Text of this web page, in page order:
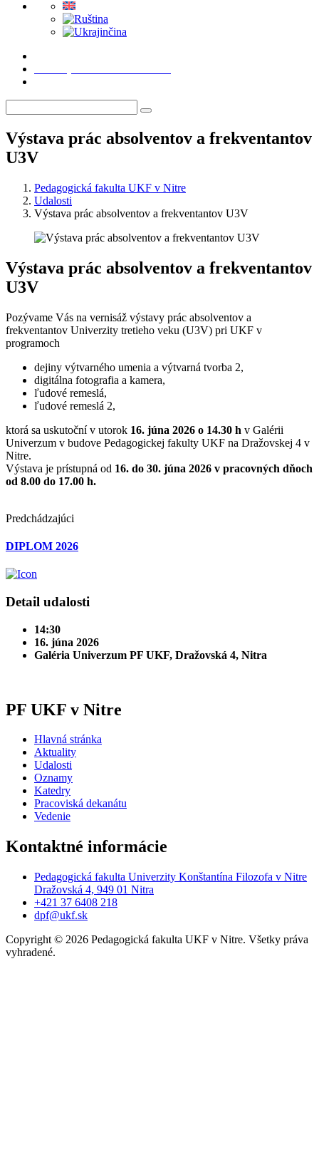
Výstava prác absolventov a frekventantov
U3V
Pedagogická fakulta UKF v Nitre
Udalosti
Výstava prác absolventov a frekventantov U3V
Výstava prác absolventov a frekventantov
U3V
Pozývame Vás na vernisáž výstavy prác absolventov a
frekventantov Univerzity tretieho veku (U3V) pri UKF v
programoch
dejiny výtvarného umenia a výtvarná tvorba 2,
digitálna fotografia a kamera,
ľudové remeslá,
ľudové remeslá 2,
ktorá sa uskutoční v utorok 16. júna 2026 o 14.30 h v Galérii
Univerzum v budove Pedagogickej fakulty UKF na Dražovskej 4 v
Nitre.
Výstava je prístupná od 16. do 30. júna 2026 v pracovných dňoch
od 8.00 do 17.00 h.
Predchádzajúci
DIPLOM 2026
Detail udalosti
14:30
16. júna 2026
Galéria Univerzum PF UKF, Dražovská 4, Nitra
PF UKF v Nitre
Hlavná stránka
Aktuality
Udalosti
Oznamy
Katedry
Pracoviská dekanátu
Vedenie
Kontaktné informácie
Pedagogická fakulta Univerzity Konštantína Filozofa v Nitre
Dražovská 4, 949 01 Nitra
+421 37 6408 218
dpf@ukf.sk
Copyright © 2026 Pedagogická fakulta UKF v Nitre. Všetky práva
vyhradené.